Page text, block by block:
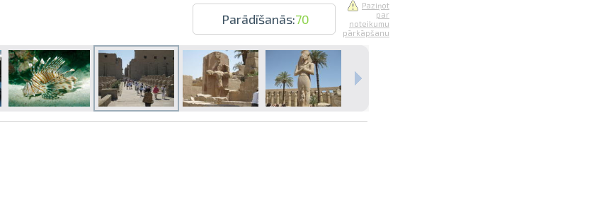
Parādīšanās:70
Paziņot
par
noteikumu
pārkāpšanu